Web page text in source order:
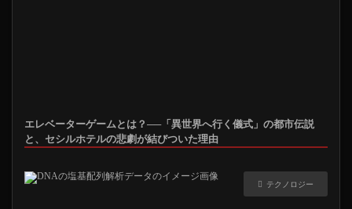
エレベーターゲームとは？──「異世界へ行く儀式」の都市伝説
と、セシルホテルの悲劇が結びついた理由
テクノロジー